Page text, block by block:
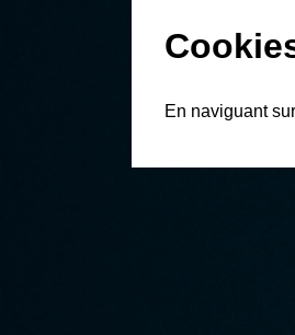
En naviguant